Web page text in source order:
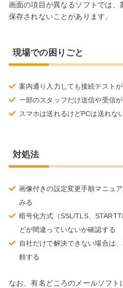
画面の項目が異なるソフトでは
保存されないことがあります。
現場での困りごと
案内通り入力しても接続テスト
一部のスタッフだけ送信や受信
スマホは送れるけどPCは送れな
対処法
画像付きの設定変更手順マニュ
みる
暗号化方式（SSL/TLS、
どが間違っていないか確認する
自社だけで解決できない場合は
頼する
なお、有名どころのメールソフ